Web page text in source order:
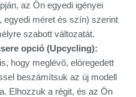
az Ön egyedi igényei
egyedi méret és szín) szerint
szabott változatát.
opció (Upcycling):
hogy meglévő, elöregedett
beszámítsuk az új modell
Elhozzuk a régit, és az Ön